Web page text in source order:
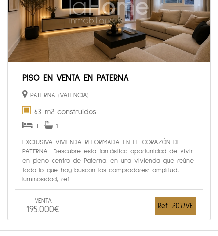
PISO EN VENTA EN PATERNA
PATERNA (VALENCIA)
63 m2 construidos
3 1
EXCLUSIVA VIVIENDA REFORMADA EN EL CORAZÓN DE
PATERNA Descubre esta fantástica oportunidad de vivir
en pleno centro de Paterna, en una vivienda que reúne
todo lo que hoy buscan los compradores: amplitud,
luminosidad, ref...
VENTA
195.000€ Ref. 2077VE